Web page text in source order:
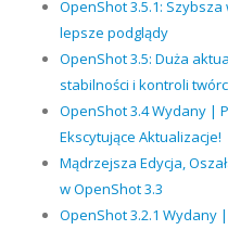
OpenShot 3.5.1:
lepsze podglądy
OpenShot 3.5: Duża
stabilności i kontroli
OpenShot 3.4 Wydany |
Ekscytujące Aktualizacje!
Mądrzejsza Edycja,
w OpenShot 3.3
OpenShot 3.2.1 Wydany